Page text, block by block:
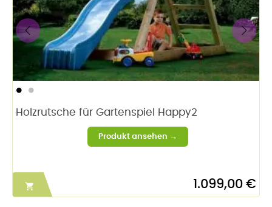
Holzrutsche für Gartenspiel Happy2
 1.099,00 €
›